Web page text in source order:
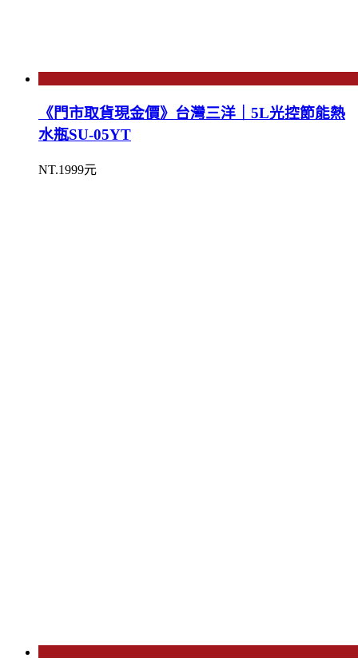
《門市取貨現金價》台灣三洋｜5L光控節能熱
水瓶SU-05YT
NT.1999元